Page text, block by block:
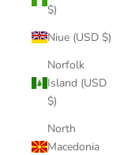
$)
Niue (USD $)
Norfolk
Island (USD
$)
North
Macedonia